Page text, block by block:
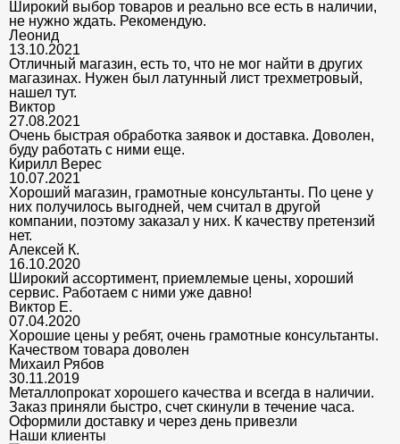
Широкий выбор товаров и реально все есть в наличии,
не нужно ждать. Рекомендую.
Леонид
13.10.2021
Отличный магазин, есть то, что не мог найти в других
магазинах. Нужен был латунный лист трехметровый,
нашел тут.
Виктор
27.08.2021
Очень быстрая обработка заявок и доставка. Доволен,
буду работать с ними еще.
Кирилл Верес
10.07.2021
Хороший магазин, грамотные консультанты. По цене у
них получилось выгодней, чем считал в другой
компании, поэтому заказал у них. К качеству претензий
нет.
Алексей К.
16.10.2020
Широкий ассортимент, приемлемые цены, хороший
сервис. Работаем с ними уже давно!
Виктор Е.
07.04.2020
Хорошие цены у ребят, очень грамотные консультанты.
Качеством товара доволен
Михаил Рябов
30.11.2019
Металлопрокат хорошего качества и всегда в наличии.
Заказ приняли быстро, счет скинули в течение часа.
Оформили доставку и через день привезли
Наши клиенты